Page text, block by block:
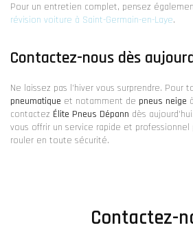
Pour un entretien complet, pensez
révision voiture à Saint-Germain-en-Laye.
Contactez-nous dès
Ne laissez pas l'hiver vous surprendre. Pour
pneumatique et notamment de pneus neige
contactez Élite Pneus Dépann dès
vous offrir un service rapide et professionnel
rouler en toute sécurité.
Contactez-